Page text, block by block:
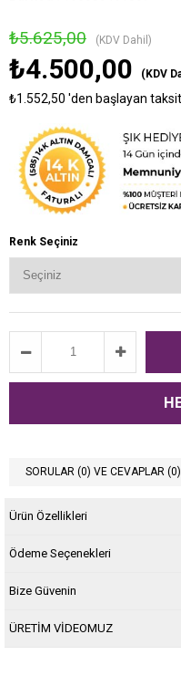
₺5.625,00 (KDV Dahil)
₺4.500,00 (KDV
₺1.552,50 'den başlayan
Renk Seçiniz
SORULAR (0) VE CEVAPLAR (0)
Ürün Özellikleri
Ödeme Seçenekleri
Bize Güvenin
ÜRETİM VİDEOMUZ